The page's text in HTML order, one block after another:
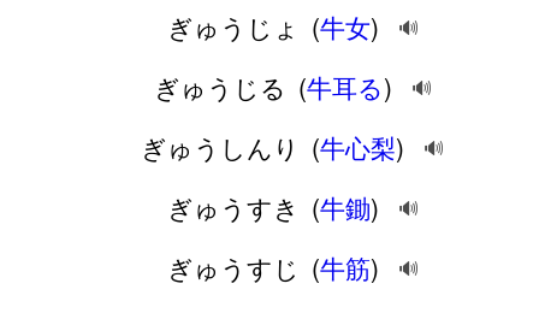
ぎゅうじょ (牛女) 🔊
ぎゅうじる (牛耳る) 🔊
ぎゅうしんり (牛心梨) 🔊
ぎゅうすき (牛鋤) 🔊
ぎゅうすじ (牛筋) 🔊